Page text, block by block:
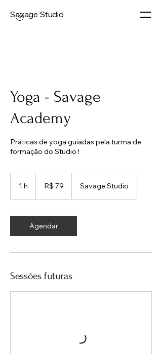
Savage Studio
Yoga - Savage
Academy
Práticas de yoga guiadas pela turma de
formação do Studio !
1 h
brasileiros
R$ 79 Savage Studio
Agendar
Sessões futuras